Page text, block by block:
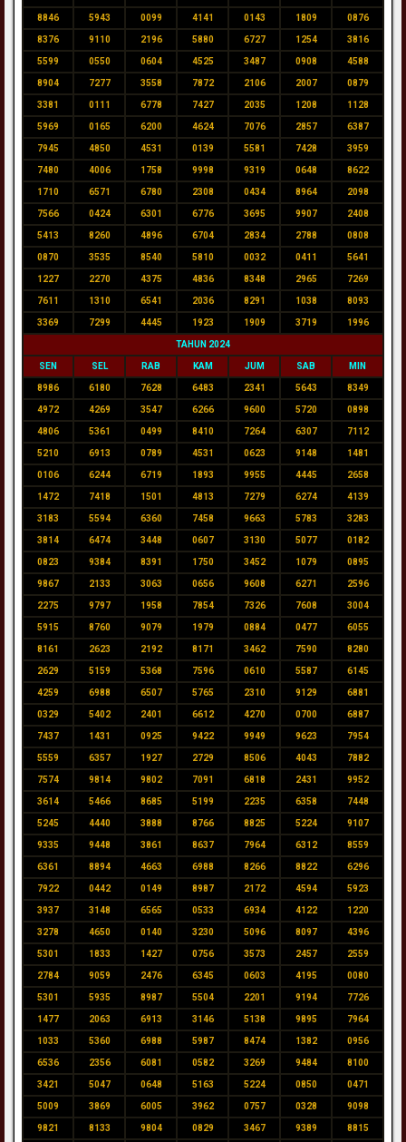
8846 5943 0099 4141 0143 1809 0876
8376 9110 2196 5880 6727 1254 3816
5599 0550 0604 4525 3487 0908 4588
8904 7277 3558 7872 2106 2007 0879
3381 0111 6778 7427 2035 1208 1128
5969 0165 6200 4624 7076 2857 6387
7945 4850 4531 0139 5581 7428 3959
7480 4006 1758 9998 9319 0648 8622
1710 6571 6780 2308 0434 8964 2098
7566 0424 6301 6776 3695 9907 2408
5413 8260 4896 6704 2834 2788 0808
0870 3535 8540 5810 0032 0411 5641
1227 2270 4375 4836 8348 2965 7269
7611 1310 6541 2036 8291 1038 8093
3369 7299 4445 1923 1909 3719 1996
TAHUN 2024
SEN SEL RAB KAM JUM SAB MIN
8986 6180 7628 6483 2341 5643 8349
4972 4269 3547 6266 9600 5720 0898
4806 5361 0499 8410 7264 6307 7112
5210 6913 0789 4531 0623 9148 1481
0106 6244 6719 1893 9955 4445 2658
1472 7418 1501 4813 7279 6274 4139
3183 5594 6360 7458 9663 5783 3283
3814 6474 3448 0607 3130 5077 0182
0823 9384 8391 1750 3452 1079 0895
9867 2133 3063 0656 9608 6271 2596
2275 9797 1958 7854 7326 7608 3004
5915 8760 9079 1979 0884 0477 6055
8161 2623 2192 8171 3462 7590 8280
2629 5159 5368 7596 0610 5587 6145
4259 6988 6507 5765 2310 9129 6881
0329 5402 2401 6612 4270 0700 6887
7437 1431 0925 9422 9949 9623 7954
5559 6357 1927 2729 8506 4043 7882
7574 9814 9802 7091 6818 2431 9952
3614 5466 8685 5199 2235 6358 7448
5245 4440 3888 8766 8825 5224 9107
9335 9448 3861 8637 7964 6312 8559
6361 8894 4663 6988 8266 8822 6296
7922 0442 0149 8987 2172 4594 5923
3937 3148 6565 0533 6934 4122 1220
3278 4650 0140 3230 5096 8097 4396
5301 1833 1427 0756 3573 2457 2559
2784 9059 2476 6345 0603 4195 0080
5301 5935 8987 5504 2201 9194 7726
1477 2063 6913 3146 5138 9895 7964
1033 5360 6988 5987 8474 1382 0956
6536 2356 6081 0582 3269 9484 8100
3421 5047 0648 5163 5224 0850 0471
5009 3869 6005 3962 0757 0328 9098
9821 8133 9804 0829 3467 9389 8815